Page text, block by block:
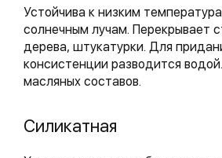
Устойчива к низким
солнечным лучам. Перекрывает
дерева, штукатурки. Для
консистенции разводится
масляных составов.
Силикатная